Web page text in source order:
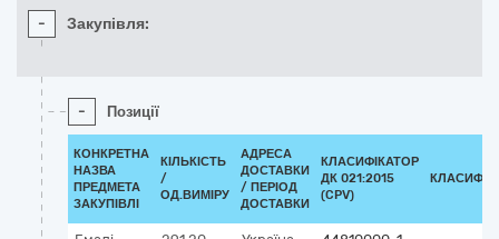
- Закупівля:
- Позиції
КОНКРЕТНА
НАЗВА
ПРЕДМЕТА
ЗАКУПІВЛІ
КІЛЬКІСТЬ
/
ОД.ВИМІРУ
АДРЕСА
ДОСТАВКИ
/ ПЕРІОД
ДОСТАВКИ
КЛАСИФІКАТОР
ДК 021:2015
(CPV)